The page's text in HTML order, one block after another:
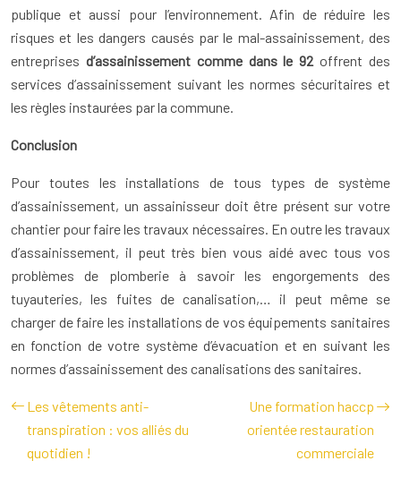
publique et aussi pour l’environnement. Afin de réduire les
risques et les dangers causés par le mal-assainissement, des
entreprises d’assainissement comme dans le 92 offrent des
services d’assainissement suivant les normes sécuritaires et
les règles instaurées par la commune.
Conclusion
Pour toutes les installations de tous types de système
d’assainissement, un assainisseur doit être présent sur votre
chantier pour faire les travaux nécessaires. En outre les travaux
d’assainissement, il peut très bien vous aidé avec tous vos
problèmes de plomberie à savoir les engorgements des
tuyauteries, les fuites de canalisation,… il peut même se
charger de faire les installations de vos équipements sanitaires
en fonction de votre système d’évacuation et en suivant les
normes d’assainissement des canalisations des sanitaires.
Les vêtements anti-
transpiration : vos alliés du
quotidien !
Une formation haccp
orientée restauration
commerciale